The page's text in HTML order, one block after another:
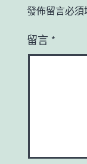
發佈留言必須
留言 *